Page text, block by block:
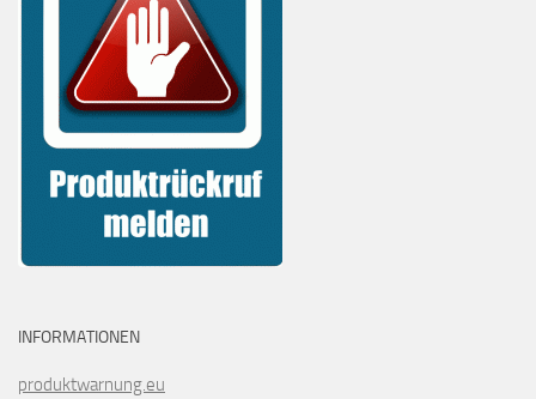
INFORMATIONEN
produktwarnung.eu